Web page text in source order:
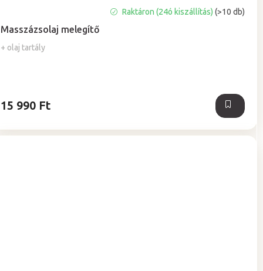
Masszázsolaj melegítő
+ olaj tartály
átlagos
értékelése
Raktáron (24ó kiszállítás)(>10 db)
15 990 Ft